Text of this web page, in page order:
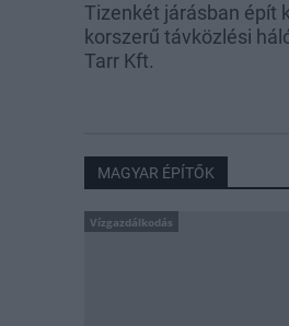
Tizenkét járásban épít
korszerű távközlési
Tarr Kft.
MAGYAR ÉPÍTŐK
Vízgazdálkodás